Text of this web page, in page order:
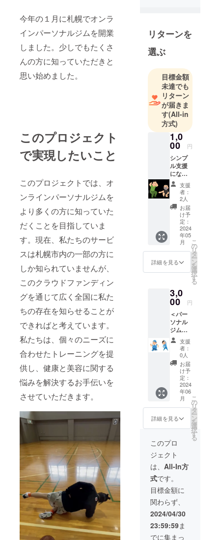
今年の１月に札幌でオンラ
インパーソナルジムを開業
しました。少しでもたくさ
んの方に知っていただきと
思い始めました。
このプロジェクト
で実現したいこと
このプロジェクトでは、オ
ンラインパーソナルジムを
より多くの方に知っていた
だくことを目指していま
す。現在、私たちのサービ
スは札幌市内の一部の方に
しか知られていませんが、
このクラウドファンディン
グを通じて広く全国に私た
ちの存在を知らせることが
できればと考えています。
私たちは、個々のニーズに
合わせたトレーニングを提
供し、健康と美容に関する
悩みを解決するお手伝いを
させていただきます。
歳時、親族
の指導を
きっかけに
バスケット
ボールの世
界へ。競技
の枠を超え
た技術・体
力・メンタ
ルケアの重
要性を痛感
し、猛勉強
の末にバス
ケットボー
ルコーチ資
格を取得。
指導者とし
ての実践を
経て、現在
はFlower
Styleの代表
として事業
を展開して
これまでの
キャリアで
培った「高
い目標に挑
戦し、諦め
ずにやり遂
力」が私の
最大の強み
今回、札
おけるバス
ケットボー
ルの練習環
境不足、そ
して「もっ
と上手くな
りたい」と
願うプレイ
ヤーたちの
リターンを
選ぶ
目標金額
未達でも
リターン
が届きま
す(All-in
方式)
1,0
00 円
シンプ
ル支援
になり
ます お
礼メー
ルを送
らせて
いただ
きま
す！
支援
者：
2人
お届
け予
定：
2024
年05
月
詳細を見る
こ
の
リ
タ
ー
ン
を
選
択
す
る
3,0
00 円
＜パー
ソナル
ジム体
験＞ オ
ンライ
ンパー
ソナル
ジム1回
体験チ
ケット
オンラ
イン
パーソ
ナル
（通常1
を体験
するこ
とがで
きま
す。 ※
オフラ
インで
も対応
可能で
す（北
海道内
に限
る）
支援
者：
0人
お届
け予
定：
2024
年06
月
詳細を見る
こ
の
リ
タ
ー
ン
を
選
択
す
る
このプロ
ジェクト
は、 All-In方
式です。
目標金額に
関わらず、
2024/04/30
23:59:59ま
でに集まっ